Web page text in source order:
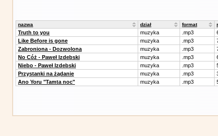
nazwa dział format
Truth to you muzyka .mp3
Like Before is gone
muzyka .mp3
Zabroniona - Dozwolona
muzyka .mp3
No Cóż - Paweł Izdebski
muzyka .mp3
Niebo - Paweł Izdebski
muzyka .mp3
Przystanki na żądanie
muzyka .mp3
Ano Yoru "Tamta noc"
muzyka .mp3